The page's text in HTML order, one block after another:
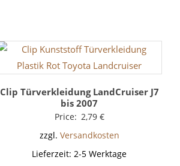
Clip Türverkleidung LandCruiser J7
bis 2007
Price: 2,79 €
zzgl. Versandkosten
Lieferzeit:2-5 Werktage